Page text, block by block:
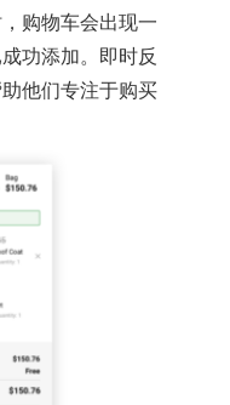
购物车会出现一
功添加。即时反
他们专注于购买